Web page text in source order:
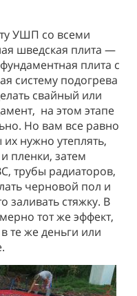
УШП со всеми
шведская плита —
плита с
систему подогрева
свайный или
на этом этапе
Но вам все равно
нужно утеплять,
пленки, затем
трубы радиаторов,
черновой пол и
заливать стяжку. В
тот же эффект,
те же деньги или
минимум из
Мы считаем не
внешними стенами
и северном
зрения затрат на
также из клееного
теплого контура.